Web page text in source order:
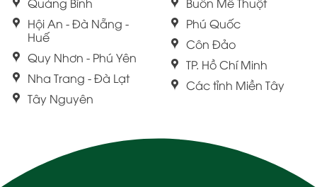
Quảng Bình
Hội An - Đà Nẵng -
Huế
Quy Nhơn - Phú Yên
Nha Trang - Đà Lạt
Tây Nguyên
Buôn Mê Thuột
Phú Quốc
Côn Đảo
TP. Hồ Chí Minh
Các tỉnh Miền Tây